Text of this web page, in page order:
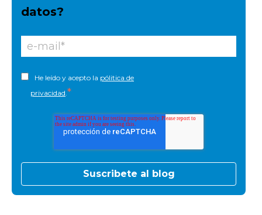
datos?
He leído y acepto la pólitica de
privacidad.*